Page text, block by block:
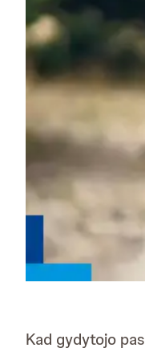
Kad gydytojo